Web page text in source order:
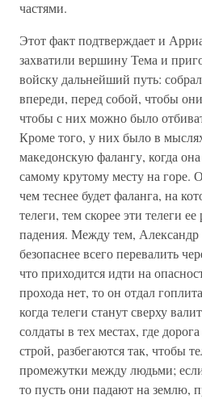
частями.
Этот факт подтверждает и
захватили вершину Тема и
войску дальнейший путь:
впереди, перед собой, чтобы
чтобы с них можно было
Кроме того, у них было в
македонскую фалангу, когда она
самому крутому месту на
чем теснее будет фаланга, на
телеги, тем скорее эти телеги
падения. Между тем, Александр
безопаснее всего перевалить
что приходится идти на
прохода нет, то он отдал
когда телеги станут сверху
солдаты в тех местах, где
строй, разбегаются так, чтобы
промежутки между людьми;
то пусть они падают на землю,